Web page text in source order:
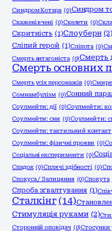
Синдром Котара (0)Синдром
Скажені вчені (0)Скелети (0)
Скритність (1)Слоуберн
Сліпий герой (1)Сліпота (0)
Смерть антагоніста (0)Смерть
Смерть основних
Смерть усіх персонажів (0)
Сомнамбулізм (0)Сонний
Соулмейти: дії (0)Соулмейти:
Соулмейти: сни (0)Соулмейти:
Соулмейти: тактильний контакт
Соулмейти: фізичні прояви (0)
Соціальні експерименти (0)
Спадок (0)Сплячі здібності (0)
Спокуса / Залицяння (0)Спокута
Спроба зґвалтування (1)
Сталкінг (14)
Стимуляція руками (2)
Сторонній оповідач (0)Стосунки